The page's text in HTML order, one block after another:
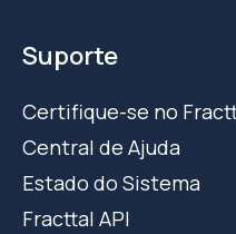
Suporte
Certifique-se no
Central de Ajuda
Estado do Sistema
Fracttal API